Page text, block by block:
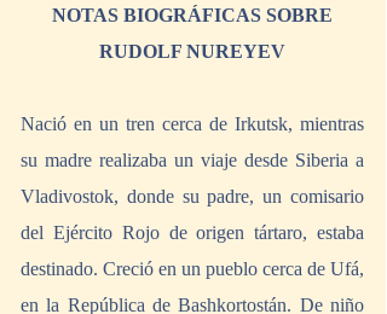
NOTAS BIOGRÁFICAS SOBRE
RUDOLF NUREYEV
Nació en un tren cerca de Irkutsk, mientras
su madre realizaba un viaje desde Siberia a
Vladivostok, donde su padre, un comisario
del Ejército Rojo de origen tártaro, estaba
destinado. Creció en un pueblo cerca de Ufá,
en la República de Bashkortostán. De niño